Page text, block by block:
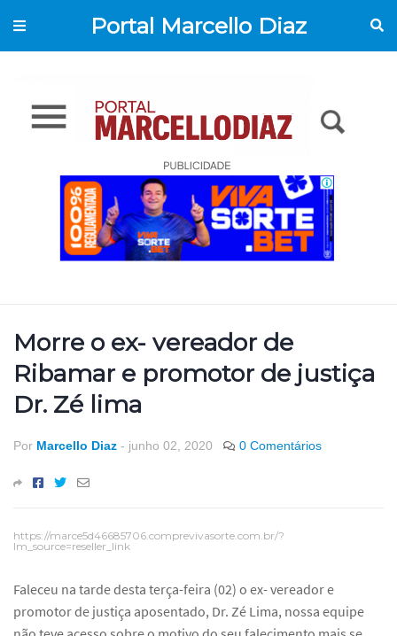
Portal Marcello Diaz
Morre o ex- vereador de
Ribamar e promotor de justiça
Dr. Zé lima
Por Marcello Diaz - junho 02, 2020 0 Comentários
https://marce5d46685706.comprevivasorte.com.br/?
lm_source=reseller_link
Faleceu na tarde desta terça-feira (02) o ex- vereador e
promotor de justiça aposentado, Dr. Zé Lima, nossa equipe